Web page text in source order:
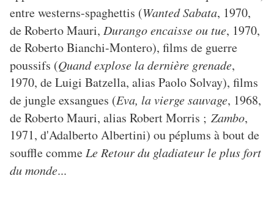
entre westerns-spaghettis (Wanted Sabata, 1970,
de Roberto Mauri, Durango encaisse ou tue, 1970,
de Roberto Bianchi-Montero), films de guerre
poussifs (Quand explose la dernière grenade,
1970, de Luigi Batzella, alias Paolo Solvay), films
de jungle exsangues (Eva, la vierge sauvage, 1968,
de Roberto Mauri, alias Robert Morris ; Zambo,
1971, d'Adalberto Albertini) ou péplums à bout de
souffle comme Le Retour du gladiateur le plus fort
du monde...